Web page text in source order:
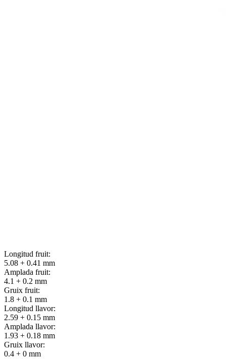
Longitud fruit:
5.08 + 0.41 mm
Amplada fruit:
4.1 + 0.2 mm
Gruix fruit:
1.8 + 0.1 mm
Longitud llavor:
2.59 + 0.15 mm
Amplada llavor:
1.93 + 0.18 mm
Gruix llavor:
0.4 + 0 mm